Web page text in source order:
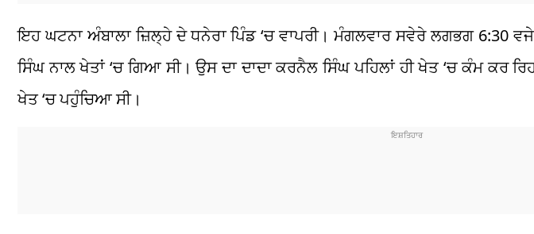
ਇਹ ਘਟਨਾ ਅੰਬਾਲਾ ਜ਼ਿਲ੍ਹੇ ਦੇ ਧਨੇਰਾ ਪਿੰਡ ‘ਚ ਵਾਪਰੀ। ਮੰਗਲਵਾਰ ਸਵੇਰੇ ਲਗਭਗ 6:30
ਸਿੰਘ ਨਾਲ ਖੇਤਾਂ ‘ਚ ਗਿਆ ਸੀ। ਉਸ ਦਾ ਦਾਦਾ ਕਰਨੈਲ ਸਿੰਘ ਪਹਿਲਾਂ ਹੀ ਖੇਤ ‘ਚ ਕੰਮ ਕਰ
ਖੇਤ ‘ਚ ਪਹੁੰਚਿਆ ਸੀ।